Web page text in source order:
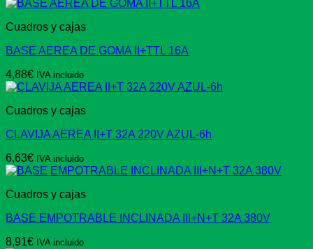
Cuadros y cajas
BASE AEREA DE GOMA II+TTL 16A
4,88€ IVA incluido
Cuadros y cajas
CLAVIJA AEREA II+T 32A 220V AZUL-6h
6,63€ IVA incluido
Cuadros y cajas
BASE EMPOTRABLE INCLINADA III+N+T 32A 380V
8,91€ IVA incluido